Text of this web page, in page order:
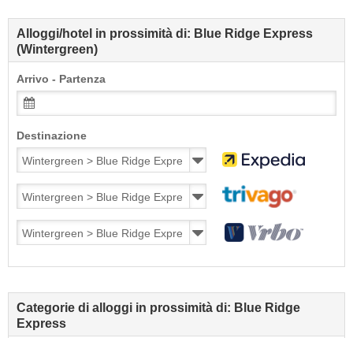
Alloggi/hotel in prossimità di: Blue Ridge Express
(Wintergreen)
Arrivo - Partenza
Destinazione
Categorie di alloggi in prossimità di: Blue Ridge
Express